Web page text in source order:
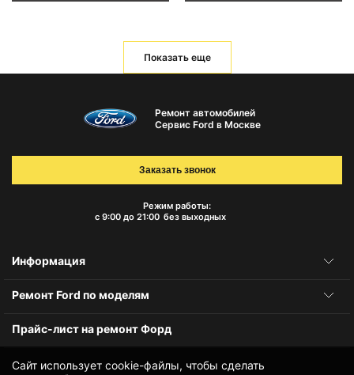
Показать еще
Сайт использует cookie-файлы, чтобы сделать
Ремонт автомобилей
Сервис Ford в Москве
Режим работы:
с 9:00 до 21:00 без выходных
Заказать звонок
Информация
Ремонт Ford по моделям
Прайс-лист на ремонт Форд